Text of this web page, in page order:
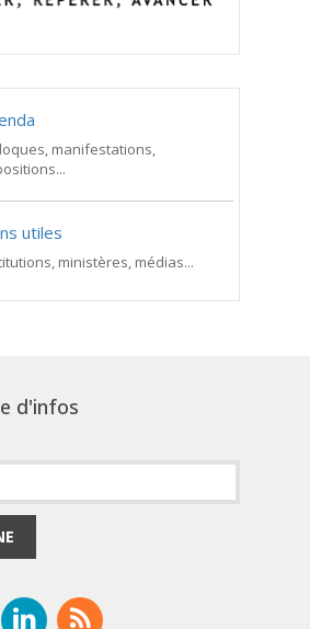
manifestations,
utiles
ministères, médias...
d'infos